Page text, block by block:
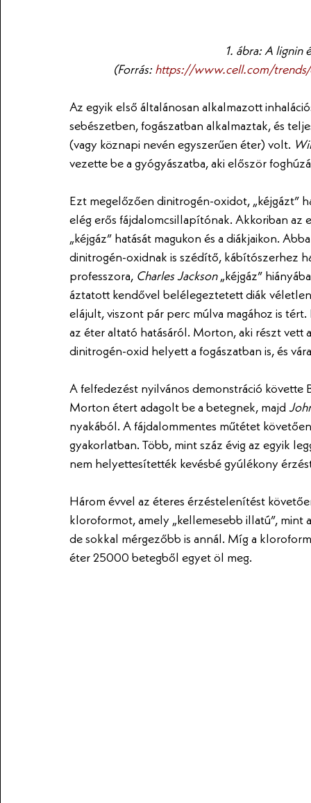
1. ábra: A lignin
(Forrás: https://www.cell.com/
Az egyik első általánosan alkalmazott
sebészetben, fogászatban alkalmaztak, és
(vagy köznapi nevén egyszerűen éter) volt.
vezette be a gyógyászatba, aki először
Ezt megelőzően dinitrogén-oxidot, „kéjgázt”
elég erős fájdalomcsillapítónak. Akkoriban
„kéjgáz” hatását magukon és a diákjaikon.
dinitrogén-oxidnak is szédítő, kábítószerhez
professzora, Charles Jackson „kéjgáz”
áztatott kendővel belélegeztetett diák
elájult, viszont pár perc múlva magához is
az éter altató hatásáról. Morton, aki részt
dinitrogén-oxid helyett a fogászatban is, és
A felfedezést nyilvános demonstráció követte
Morton étert adagolt be a betegnek, majd
nyakából. A fájdalommentes műtétet
gyakorlatban. Több, mint száz évig az egyik
nem helyettesítették kevésbé gyúlékony
Három évvel az éteres érzéstelenítést
kloroformot, amely „kellemesebb illatú”, mint
de sokkal mérgezőbb is annál. Míg a
éter 25000 betegből egyet öl meg.